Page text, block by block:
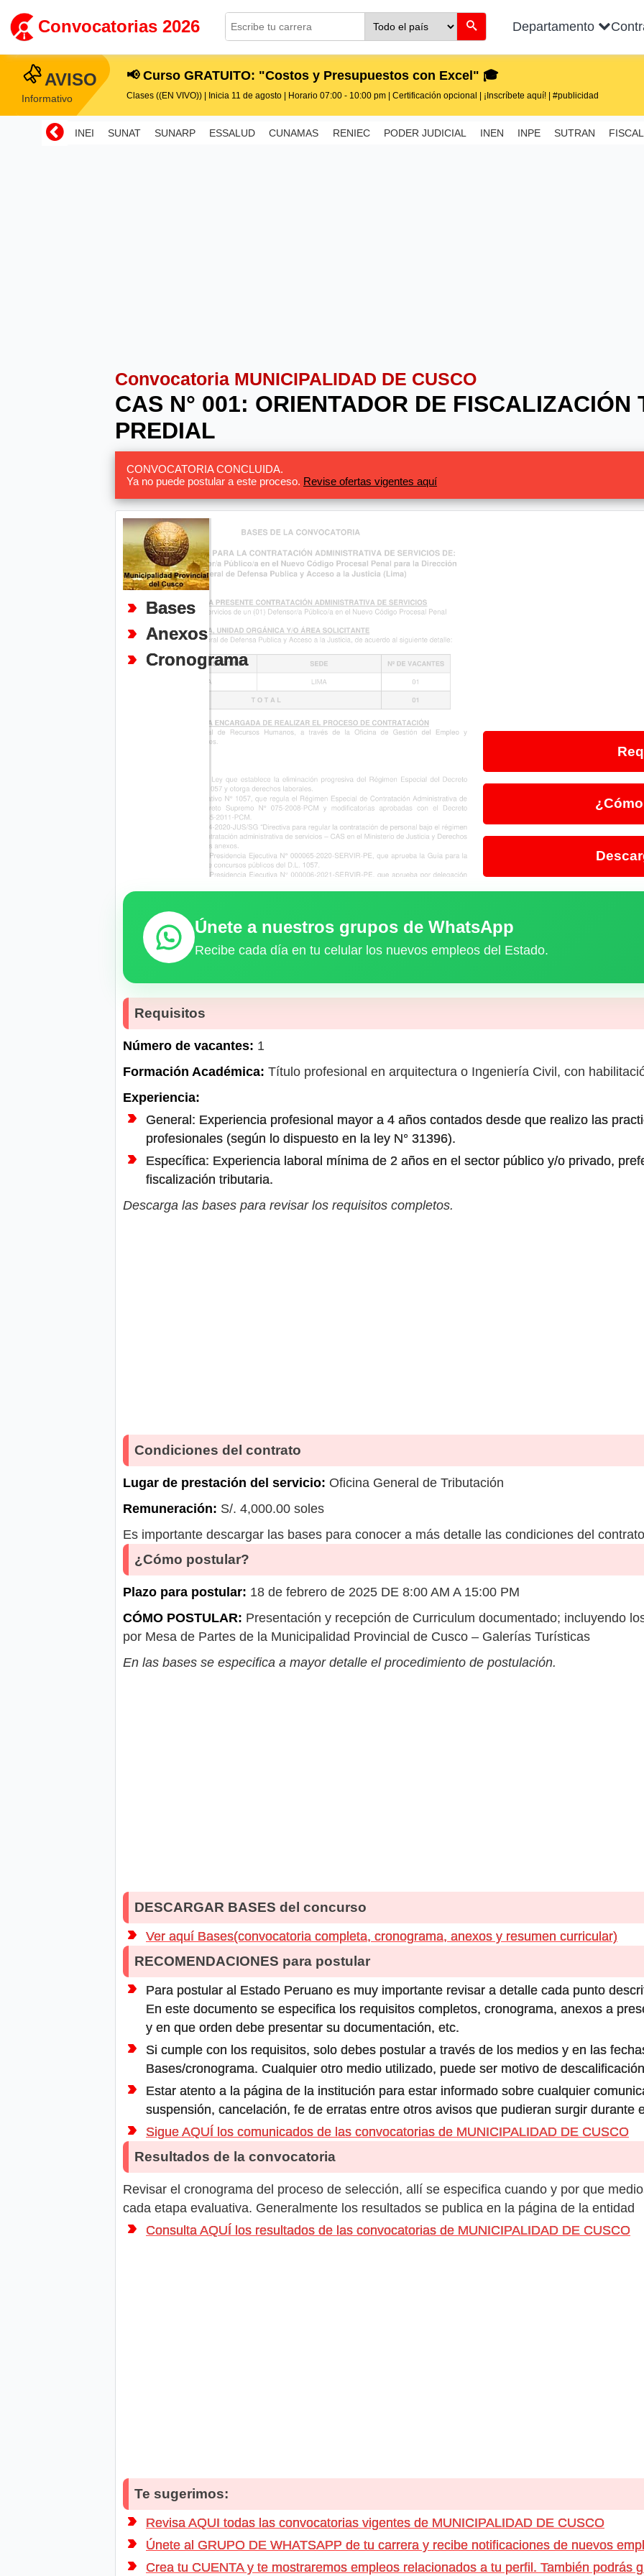
Convocatorias 2026 Departamento
AVISO
Informativo
📢 Curso GRATUITO: "Costos y Presupuestos con Excel" 🎓
Clases ((EN VIVO)) | Inicia 11 de agosto | Horario 07:00 - 10:00 pm | Certificación opcional | ¡Inscríbete aquí! | #publicidad
INEI SUNAT SUNARP ESSALUD CUNAMAS RENIEC PODER JUDICIAL INEN INPE SUTRAN
Convocatoria MUNICIPALIDAD DE CUSCO
CAS N° 001: ORIENTADOR DE FISCALIZACIÓN
PREDIAL
CONVOCATORIA CONCLUIDA.
Ya no puede postular a este proceso. Revise ofertas vigentes aquí
Bases
Anexos
Cronograma
Únete a nuestros grupos de WhatsApp
Recibe cada día en tu celular los nuevos empleos del Estado.
Requisitos
Número de vacantes: 1
Formación Académica: Título profesional en arquitectura o Ingeniería Civil, con
Experiencia:
General: Experiencia profesional mayor a 4 años contados desde que realizo las
profesionales (según lo dispuesto en la ley N° 31396).
Específica: Experiencia laboral mínima de 2 años en el sector público y/o privado,
fiscalización tributaria.
Descarga las bases para revisar los requisitos completos.
Condiciones del contrato
Lugar de prestación del servicio: Oficina General de Tributación
Remuneración: S/. 4,000.00 soles
Es importante descargar las bases para conocer a más detalle las condiciones del
¿Cómo postular?
Plazo para postular: 18 de febrero de 2025 DE 8:00 AM A 15:00 PM
CÓMO POSTULAR: Presentación y recepción de Curriculum documentado; incluyendo
por Mesa de Partes de la Municipalidad Provincial de Cusco – Galerías Turísticas
En las bases se especifica a mayor detalle el procedimiento de postulación.
DESCARGAR BASES del concurso
Ver aquí Bases(convocatoria completa, cronograma, anexos y resumen curricular)
RECOMENDACIONES para postular
Para postular al Estado Peruano es muy importante revisar a detalle cada punto
En este documento se especifica los requisitos completos, cronograma, anexos a
y en que orden debe presentar su documentación, etc.
Si cumple con los requisitos, solo debes postular a través de los medios y en las
Bases/cronograma. Cualquier otro medio utilizado, puede ser motivo de
Estar atento a la página de la institución para estar informado sobre cualquier
suspensión, cancelación, fe de erratas entre otros avisos que pudieran surgir durante
Sigue AQUÍ los comunicados de las convocatorias de MUNICIPALIDAD DE CUSCO
Resultados de la convocatoria
Revisar el cronograma del proceso de selección, allí se especifica cuando y por que
cada etapa evaluativa. Generalmente los resultados se publica en la página de la entidad
Consulta AQUÍ los resultados de las convocatorias de MUNICIPALIDAD DE CUSCO
Te sugerimos:
Revisa AQUI todas las convocatorias vigentes de MUNICIPALIDAD DE CUSCO
Únete al GRUPO DE WHATSAPP de tu carrera y recibe notificaciones de nuevos
Crea tu CUENTA y te mostraremos empleos relacionados a tu perfil. También podrás